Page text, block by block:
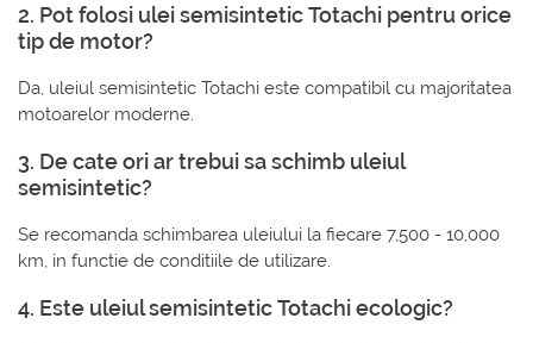
2. Pot folosi ulei semisintetic Totachi pentru orice
tip de motor?
Da, uleiul semisintetic Totachi este compatibil cu majoritatea
motoarelor moderne.
3. De cate ori ar trebui sa schimb uleiul
semisintetic?
Se recomanda schimbarea uleiului la fiecare 7,500 - 10,000
km, in functie de conditiile de utilizare.
4. Este uleiul semisintetic Totachi ecologic?